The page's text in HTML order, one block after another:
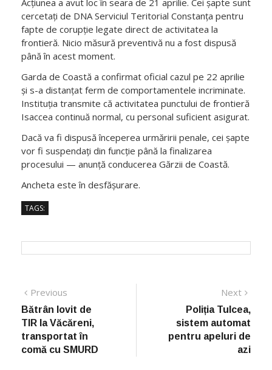
cercetați de DNA Serviciul Teritorial Constanța pentru
fapte de corupție legate direct de activitatea la
frontieră. Nicio măsură preventivă nu a fost dispusă
până în acest moment.
Garda de Coastă a confirmat oficial cazul pe 22 aprilie
și s-a distanțat ferm de comportamentele incriminate.
Instituția transmite că activitatea punctului de frontieră
Isaccea continuă normal, cu personal suficient asigurat.
Dacă va fi dispusă începerea urmăririi penale, cei șapte
vor fi suspendați din funcție până la finalizarea
procesului — anunță conducerea Gărzii de Coastă.
Ancheta este în desfășurare.
TAGS:
Post
navigation
Previous
post:
Bătrân lovit de
TIR la Văcăreni,
transportat în
comă cu SMURD
Next
Poliția Tulcea,
sistem automat
pentru apeluri de
azi